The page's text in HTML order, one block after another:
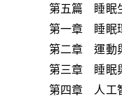
第五篇 睡眠
第一章 睡眠
第二章 運動
第三章 睡眠
第四章 人工